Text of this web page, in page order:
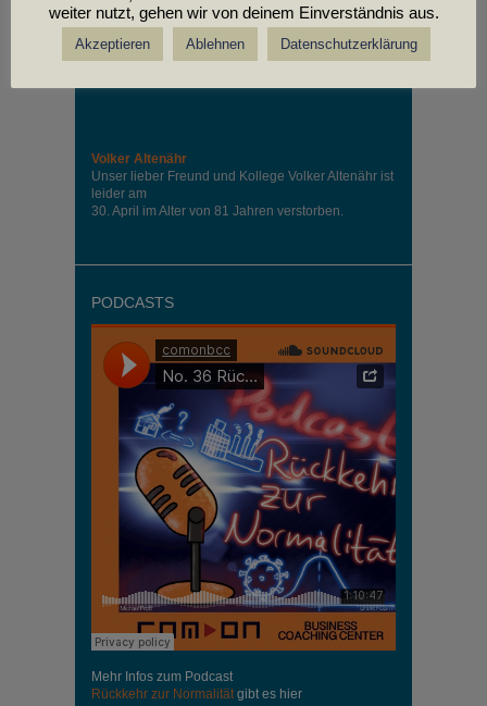
Volker Altenähr
Unser lieber Freund und Kollege Volker Altenähr ist
leider am
30. April im Alter von 81 Jahren verstorben.
PODCASTS
Mehr Infos zum Podcast
Rückkehr zur Normalitätgibt es hier
weiter nutzt, gehen wir von deinem Einverständnis aus.
Akzeptieren Ablehnen Datenschutzerklärung